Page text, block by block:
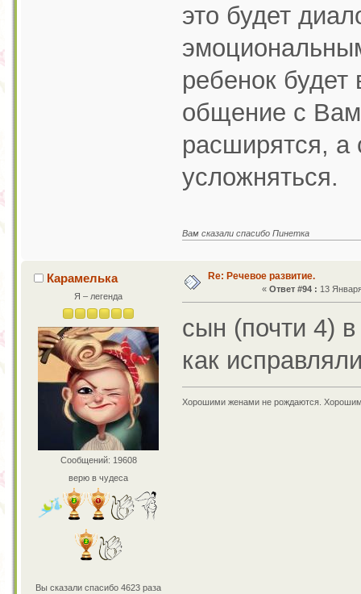
это будет
ребенок будет
общение с
расширятся, а
усложняться.
Вам сказали спасибо Пинетка
Карамелька
Я – легенда
Сообщений: 19608
верю в чудеса
Вы сказали спасибо 4623 раза
Re: Речевое развитие.
« Ответ #94 : 13
сын (почти 4)
как
Хорошими женами не рождаются.